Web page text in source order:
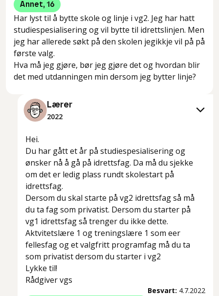
Annet, 16
Har lyst til å bytte skole og linje i vg2. Jeg har hatt
studiespesialisering og vil bytte til idrettslinjen. Men
jeg har allerede søkt på den skolen jegikkje vil på på
første valg.
Hva må jeg gjøre, bør jeg gjøre det og hvordan blir
det med utdanningen min dersom jeg bytter linje?
Lærer
2022
Hei.
Du har gått et år på studiespesialisering og
ønsker nå å gå på idrettsfag. Da må du sjekke
om det er ledig plass rundt skolestart på
idrettsfag.
Dersom du skal starte på vg2 idrettsfag så må
du ta fag som privatist. Dersom du starter på
vg1 idrettsfag så trenger du ikke dette.
Aktvitetslære 1 og treningslære 1 som eer
fellesfag og et valgfritt programfag må du ta
som privatist dersom du starter i vg2
Lykke til!
Rådgiver vgs
Besvart: 4.7.2022